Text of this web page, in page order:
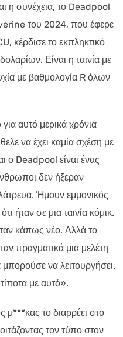
η συνέχεια, το Deadpool
του 2024, που έφερε
κέρδισε το εκπληκτικό
Είναι η ταινία με
με βαθμολογία R όλων
αυτό μερικά χρόνια
να έχει καμία σχέση με
ο Deadpool είναι ένας
δεν ήξεραν
Ήμουν εμμονικός
ήταν σε μια ταινία κόμικ.
κάπως νέο. Αλλά το
πραγματικά μια μελέτη
να λειτουργήσει.
με αυτό».
μ***κας το διαρρέει στο
τον τύπο στον